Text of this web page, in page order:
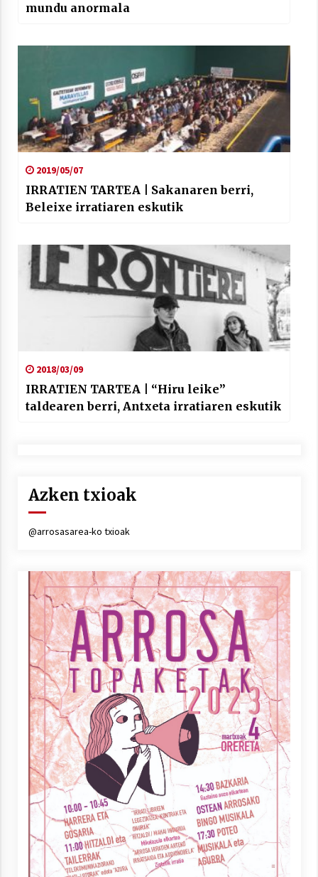
mundu anormala
2019/05/07
IRRATIEN TARTEA | Sakanaren berri,
Beleixe irratiaren eskutik
2018/03/09
IRRATIEN TARTEA | “Hiru leike”
taldearen berri, Antxeta irratiaren eskutik
Azken txioak
@arrosasarea-ko txioak